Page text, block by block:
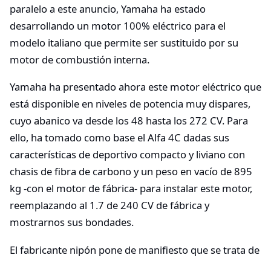
paralelo a este anuncio, Yamaha ha estado
desarrollando un motor 100% eléctrico para el
modelo italiano que permite ser sustituido por su
motor de combustión interna.
Yamaha ha presentado ahora este motor eléctrico que
está disponible en niveles de potencia muy dispares,
cuyo abanico va desde los 48 hasta los 272 CV. Para
ello, ha tomado como base el Alfa 4C dadas sus
características de deportivo compacto y liviano con
chasis de fibra de carbono y un peso en vacío de 895
kg -con el motor de fábrica- para instalar este motor,
reemplazando al 1.7 de 240 CV de fábrica y
mostrarnos sus bondades.
El fabricante nipón pone de manifiesto que se trata de